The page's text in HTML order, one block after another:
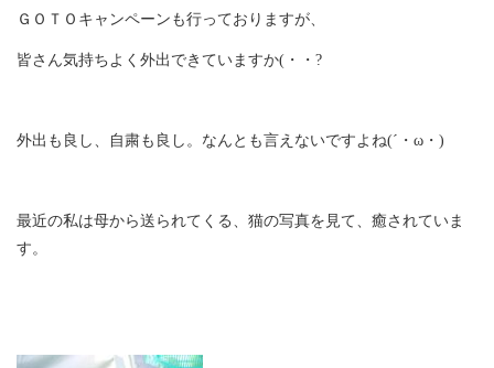
ＧＯＴＯキャンペーンも行っておりますが、
皆さん気持ちよく外出できていますか(・・?
外出も良し、自粛も良し。なんとも言えないですよね(´・ω・)
最近の私は母から送られてくる、猫の写真を見て、癒されていま
す。